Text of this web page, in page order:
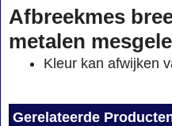
Afbreekmes
metalen
Kleur kan afwijken
Gerelateerde